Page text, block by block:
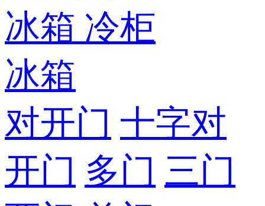
冰箱 冷柜
冰箱
对开门 十字对
开门 多门 三门